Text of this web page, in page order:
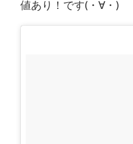
値あり！です(・∀・)